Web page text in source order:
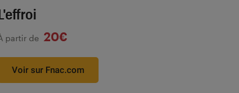
partir de 20€
Voir sur Fnac.com